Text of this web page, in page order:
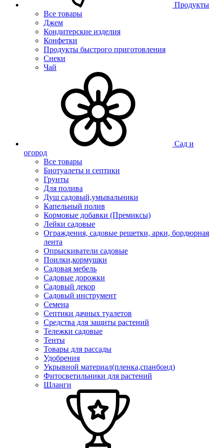
Продукты
Все товары
Джем
Кондитерские изделия
Конфетки
Продукты быстрого приготовления
Снеки
Чай
Сад и
огород
Все товары
Биотуалеты и септики
Грунты
Для полива
Душ садовый,умывальники
Капельный полив
Кормовые добавки (Премиксы)
Лейки садовые
Ограждения, садовые решетки, арки, бордюрная
лента
Опрыскиватели садовые
Поилки,кормушки
Садовая мебель
Садовые дорожки
Садовый декор
Садовый инструмент
Семена
Септики дачных туалетов
Средства для защиты растений
Тележки садовые
Тенты
Товары для рассады
Удобрения
Укрывной материал(пленка,спанбонд)
Фитосветильники для растений
Шланги